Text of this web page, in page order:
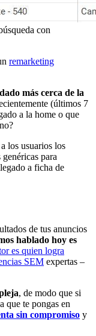
con
remarketing
más cerca de la
(últimos 7
a la home o que
los usuarios los
para
a ficha de
de tus anuncios
hablado hoy es
es quien logra
SEM expertas –
, de modo que si
que te pongas en
sin compromiso y